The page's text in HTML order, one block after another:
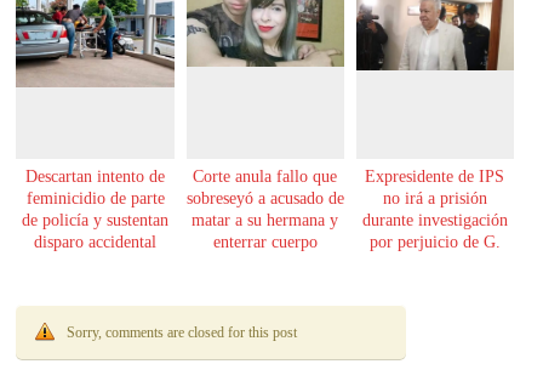
Descartan intento de
feminicidio de parte
de policía y sustentan
disparo accidental
Corte anula fallo que
sobreseyó a acusado de
matar a su hermana y
enterrar cuerpo
Expresidente de IPS
no irá a prisión
durante investigación
por perjuicio de G.
Sorry, comments are closed for this post